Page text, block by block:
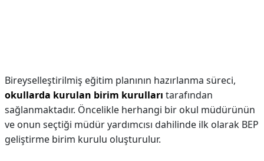
Bireyselleştirilmiş eğitim planının hazırlanma süreci,
okullarda kurulan birim kurulları tarafından
sağlanmaktadır. Öncelikle herhangi bir okul müdürünün
ve onun seçtiği müdür yardımcısı dahilinde ilk olarak BEP
geliştirme birim kurulu oluşturulur.